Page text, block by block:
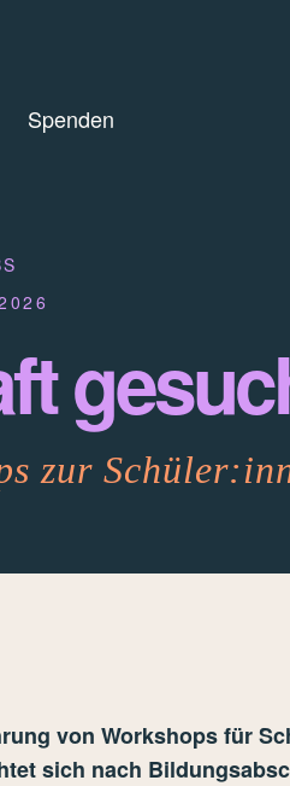
Spenden
zur
von Workshops für
sich nach